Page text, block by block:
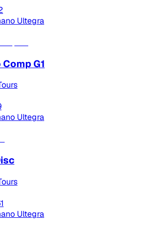
Ultegra
G1
Ultegra
Ultegra